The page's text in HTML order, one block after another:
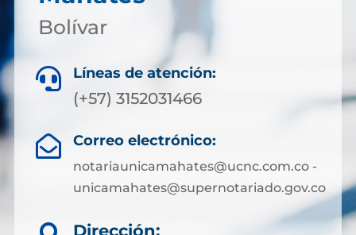
Bolívar
 Líneas de atención:
(+57) 3152031466
 Correo electrónico:
notariaunicamahates@ucnc.com.co -
unicamahates@supernotariado.gov.co
Dirección: